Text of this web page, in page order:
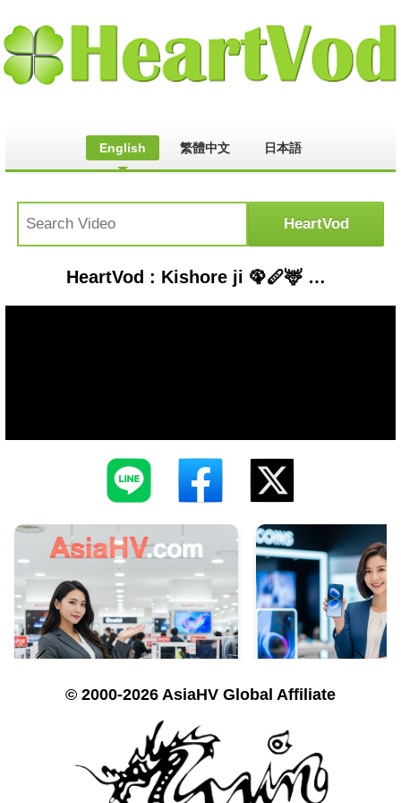
English 繁體中文 日本語
HeartVod : Kishore ji 🦚🪈🦌 #shorts #youtube #ytshorts #youtubeshorts #youtubevideos #viralreels #yt #viralshort
© 2000-2026 AsiaHV Global Affiliate